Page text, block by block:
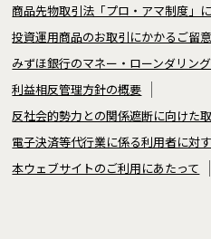
商品先物取引法「プロ・アマ制度」
投資運用商品のお取引にかかるご留
みずほ銀行のマネー・ローンダリン
利益相反管理方針の概要
反社会的勢力との関係遮断に向けた
電子決済等代行業に係る利用者に対
本ウェブサイトのご利用にあたって